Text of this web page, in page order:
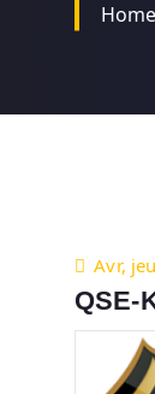
Home
Avr,
QSE-